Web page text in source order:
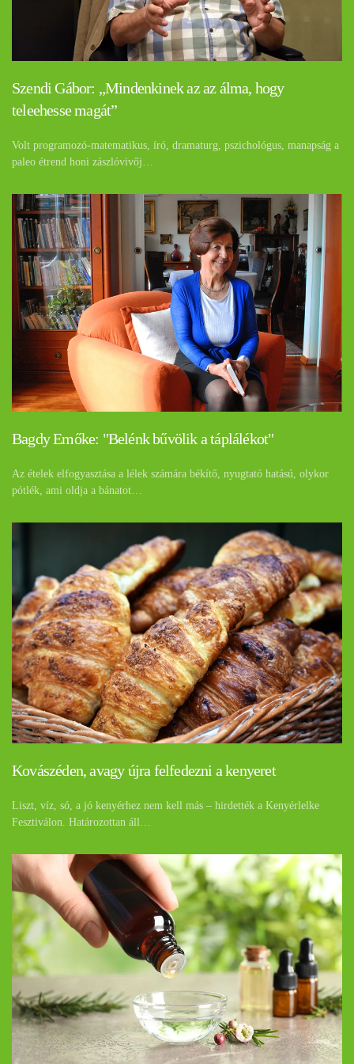
Szendi Gábor: „Mindenkinek az az álma, hogy
teleehesse magát”
Volt programozó-matematikus, író, dramaturg, pszichológus, manapság a
paleo étrend honi zászlóvivőj…
Bagdy Emőke: "Belénk bűvölik a táplálékot"
Az ételek elfogyasztása a lélek számára békítő, nyugtató hatású, olykor
pótlék, ami oldja a bánatot…
Kovászéden, avagy újra felfedezni a kenyeret
Liszt, víz, só, a jó kenyérhez nem kell más – hirdették a Kenyérlelke
Fesztiválon. Határozottan áll…